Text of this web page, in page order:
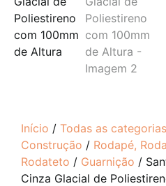
Início / Todas as categorias
Construção / Rodapé,
Rodateto / Guarnição /
Cinza Glacial de